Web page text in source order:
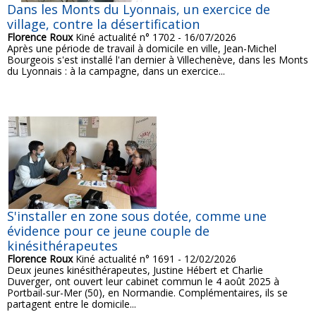
Dans les Monts du Lyonnais, un exercice de
village, contre la désertification
Florence RouxKiné actualité n° 1702 - 16/07/2026
Après une période de travail à domicile en ville, Jean-Michel
Bourgeois s'est installé l'an dernier à Villechenève, dans les Monts
du Lyonnais : à la campagne, dans un exercice...
S'installer en zone sous dotée, comme une
évidence pour ce jeune couple de
kinésithérapeutes
Florence RouxKiné actualité n° 1691 - 12/02/2026
Deux jeunes kinésithérapeutes, Justine Hébert et Charlie
Duverger, ont ouvert leur cabinet commun le 4 août 2025 à
Portbail-sur-Mer (50), en Normandie. Complémentaires, ils se
partagent entre le domicile...